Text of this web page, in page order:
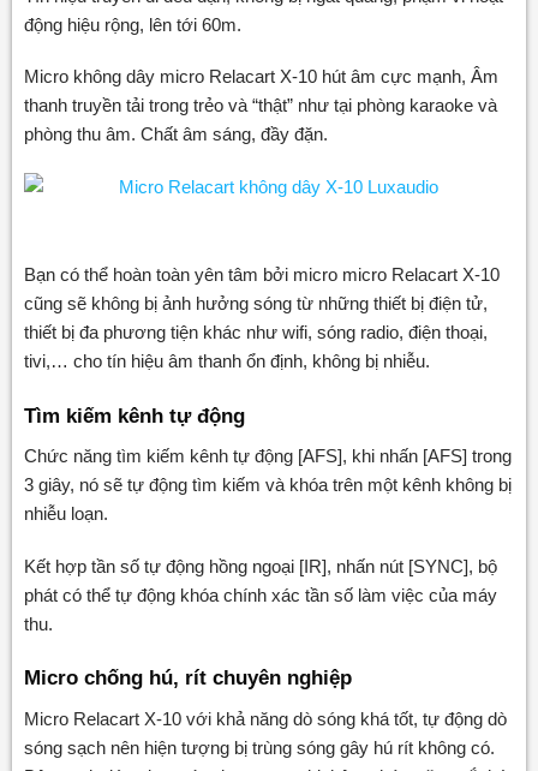
động hiệu rộng, lên tới 60m.
Micro không dây micro Relacart X-10 hút âm cực mạnh, Âm
thanh truyền tải trong trẻo và “thật” như tại phòng karaoke và
phòng thu âm. Chất âm sáng, đầy đặn.
Bạn có thể hoàn toàn yên tâm bởi micro micro Relacart X-10
cũng sẽ không bị ảnh hưởng sóng từ những thiết bị điện tử,
thiết bị đa phương tiện khác như wifi, sóng radio, điện thoại,
tivi,… cho tín hiệu âm thanh ổn định, không bị nhiễu.
Tìm kiếm kênh tự động
Chức năng tìm kiếm kênh tự động [AFS], khi nhấn [AFS] trong
3 giây, nó sẽ tự động tìm kiếm và khóa trên một kênh không bị
nhiễu loạn.
Kết hợp tần số tự động hồng ngoại [IR], nhấn nút [SYNC], bộ
phát có thể tự động khóa chính xác tần số làm việc của máy
thu.
Micro chống hú, rít chuyên nghiệp
Micro Relacart X-10 với khả năng dò sóng khá tốt, tự động dò
sóng sạch nên hiện tượng bị trùng sóng gây hú rít không có.